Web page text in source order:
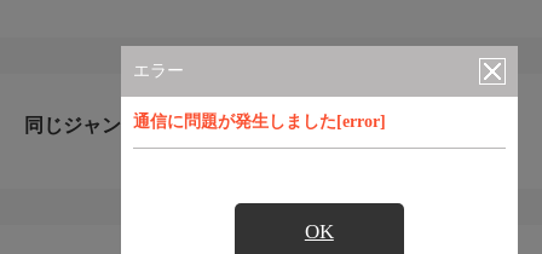
エラー
通信に問題が発生しました[error]
OK
同じジャンルのおすすめ番組